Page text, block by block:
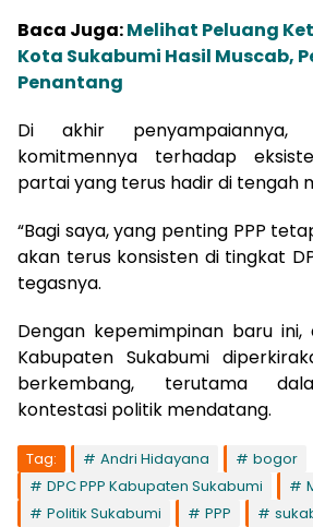
Baca Juga:Melihat Peluang
Kota Sukabumi Hasil Muscab,
Penantang
Di akhir penyampaiannya,
komitmennya terhadap
partai yang terus hadir di tengah
“Bagi saya, yang penting PPP
akan terus konsisten di tingkat
tegasnya.
Dengan kepemimpinan baru
Kabupaten Sukabumi
berkembang, terutama
kontestasi politik mendatang.
Tag: Andri Hidayana
bogor
DPC PPP Kabupaten Sukabumi
Politik Sukabumi
PPP